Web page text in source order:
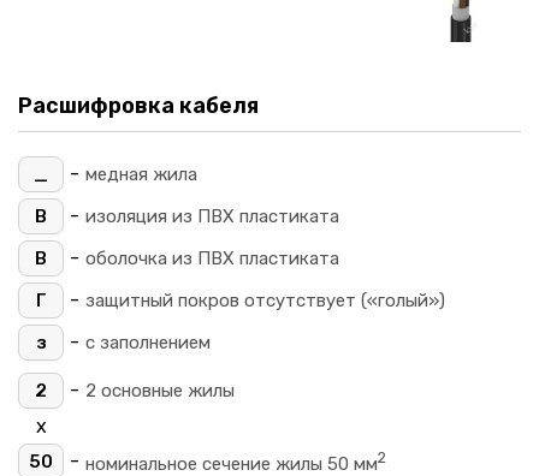
Расшифровка кабеля
_ - медная жила
В
- изоляция из ПВХ пластиката
В
- оболочка из ПВХ пластиката
Г
- защитный покров отсутствует («голый»)
з
- с заполнением
2 - 2 основные жилы
х
50 - номинальное сечение жилы 50 мм2